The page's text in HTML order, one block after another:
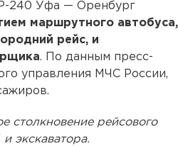
240 Уфа — Оренбург
маршрутного автобуса,
рейс, и
. По данным пресс-
управления МЧС России,
столкновение рейсового
и экскаватора.